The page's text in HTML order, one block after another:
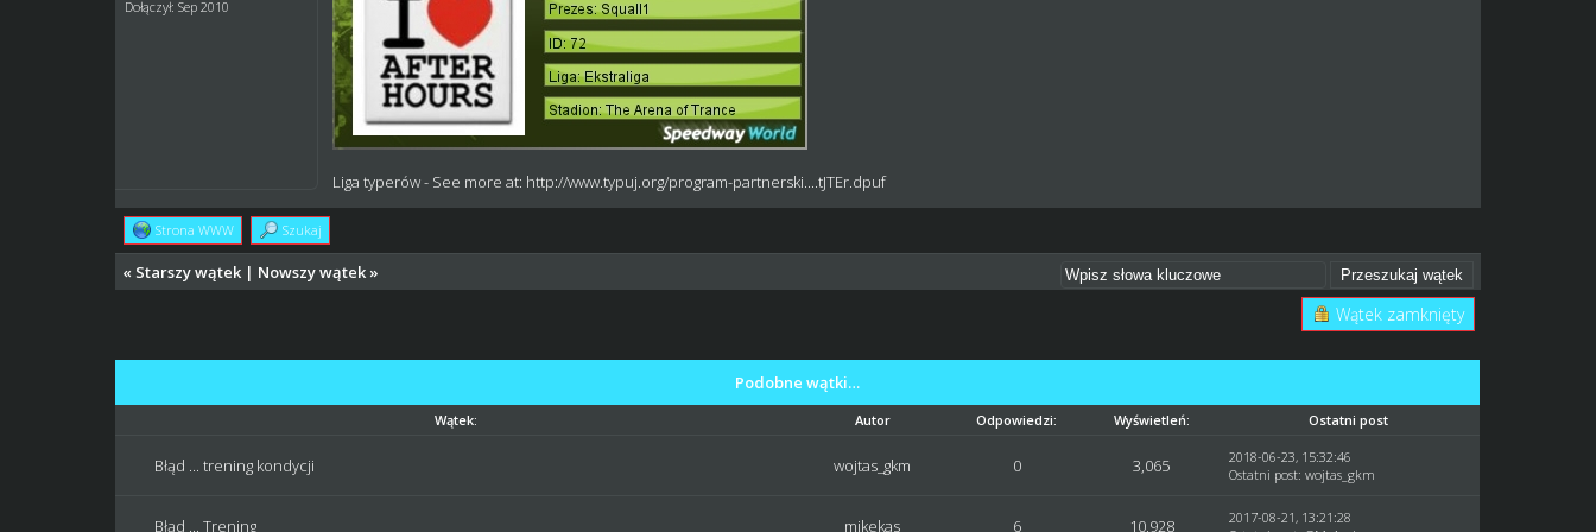
Dołączył: Sep 2010
Liga typerów- See more at: http://www.typuj.org/program-partnerski....tJTEr.dpuf
Strona WWW Szukaj
« Starszy wątek | Nowszy wątek »
Wątek zamknięty
Podobne wątki…
Wątek: Autor Odpowiedzi: Wyświetleń: Ostatni post
Błąd ... trening kondycji wojtas_gkm 0 3,065
2018-06-23, 15:32:46
Ostatni post:wojtas_gkm
Błąd ... Trening mikekas 6 10,928
2017-08-21, 13:21:28